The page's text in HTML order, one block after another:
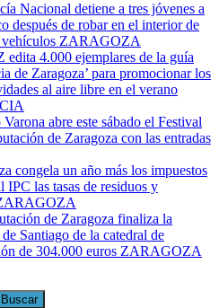
Nacional detiene a tres jóvenes a
después de robar en el interior de
vehículos ZARAGOZA
edita 4.000 ejemplares de la guía
de Zaragoza’ para promocionar los
al aire libre en el verano
Varona abre este sábado el Festival
de Zaragoza con las entradas
congela un año más los impuestos
IPC las tasas de residuos y
de Zaragoza finaliza la
Santiago de la catedral de
de 304.000 euros ZARAGOZA